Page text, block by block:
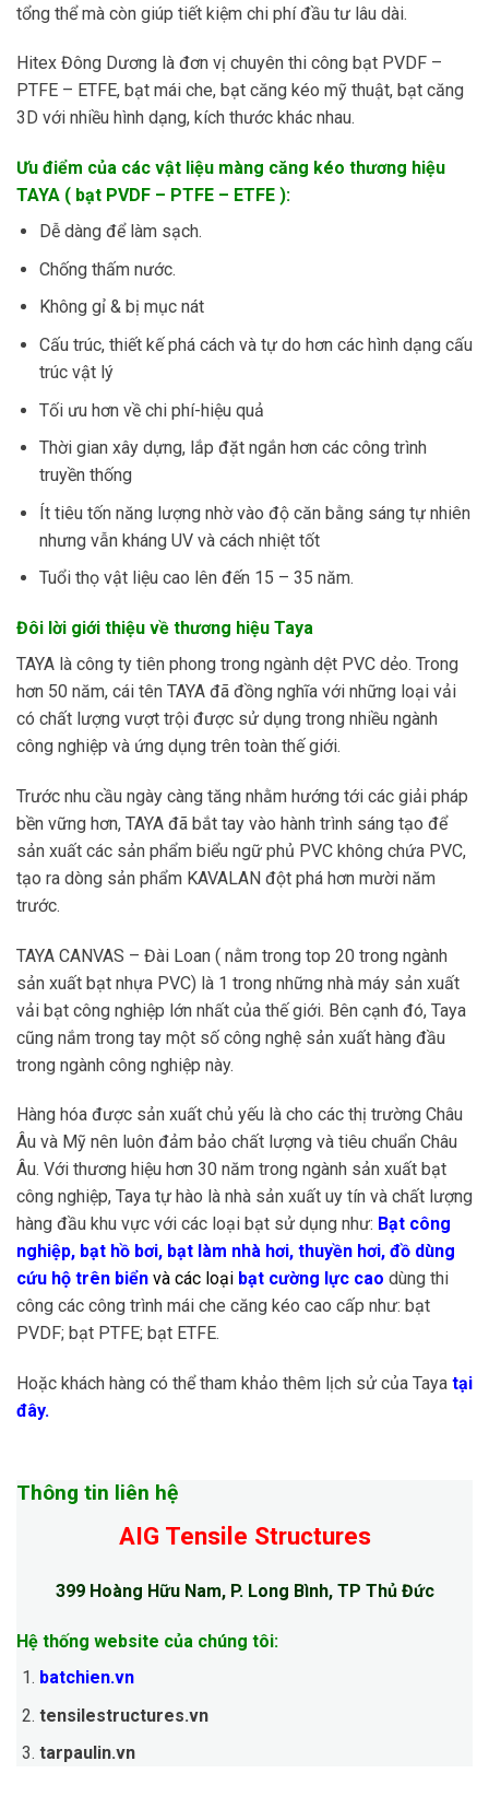
tổng thể mà còn giúp tiết kiệm chi phí đầu tư lâu dài.
Hitex Đông Dương là đơn vị chuyên thi công bạt PVDF –
PTFE – ETFE, bạt mái che, bạt căng kéo mỹ thuật, bạt căng
3D với nhiều hình dạng, kích thước khác nhau.
Ưu điểm của các vật liệu màng căng kéo thương hiệu
TAYA ( bạt PVDF – PTFE – ETFE ):
Dễ dàng để làm sạch.
Chống thấm nước.
Không gỉ & bị mục nát
Cấu trúc, thiết kế phá cách và tự do hơn các hình dạng cấu
trúc vật lý
Tối ưu hơn về chi phí-hiệu quả
Thời gian xây dựng, lắp đặt ngắn hơn các công trình
truyền thống
Ít tiêu tốn năng lượng nhờ vào độ căn bằng sáng tự nhiên
nhưng vẫn kháng UV và cách nhiệt tốt
Tuổi thọ vật liệu cao lên đến 15 – 35 năm.
Đôi lời giới thiệu về thương hiệu Taya
TAYA là công ty tiên phong trong ngành dệt PVC dẻo. Trong
hơn 50 năm, cái tên TAYA đã đồng nghĩa với những loại vải
có chất lượng vượt trội được sử dụng trong nhiều ngành
công nghiệp và ứng dụng trên toàn thế giới.
Trước nhu cầu ngày càng tăng nhằm hướng tới các giải pháp
bền vững hơn, TAYA đã bắt tay vào hành trình sáng tạo để
sản xuất các sản phẩm biểu ngữ phủ PVC không chứa PVC,
tạo ra dòng sản phẩm KAVALAN đột phá hơn mười năm
trước.
TAYA CANVAS – Đài Loan ( nằm trong top 20 trong ngành
sản xuất bạt nhựa PVC) là 1 trong những nhà máy sản xuất
vải bạt công nghiệp lớn nhất của thế giới. Bên cạnh đó, Taya
cũng nắm trong tay một số công nghệ sản xuất hàng đầu
trong ngành công nghiệp này.
Hàng hóa được sản xuất chủ yếu là cho các thị trường Châu
Âu và Mỹ nên luôn đảm bảo chất lượng và tiêu chuẩn Châu
Âu. Với thương hiệu hơn 30 năm trong ngành sản xuất bạt
công nghiệp, Taya tự hào là nhà sản xuất uy tín và chất lượng
hàng đầu khu vực với các loại bạt sử dụng như: Bạt công
nghiệp, bạt hồ bơi, bạt làm nhà hơi, thuyền hơi, đồ dùng
cứu hộ trên biển và các loại bạt cường lực cao dùng thi
công các công trình mái che căng kéo cao cấp như: bạt
PVDF; bạt PTFE; bạt ETFE.
Hoặc khách hàng có thể tham khảo thêm lịch sử của Taya tại
đây.
Thông tin liên hệ
AIG Tensile Structures
399 Hoàng Hữu Nam, P. Long Bình, TP Thủ Đức
Hệ thống website của chúng tôi:
batchien.vn
tensilestructures.vn
tarpaulin.vn